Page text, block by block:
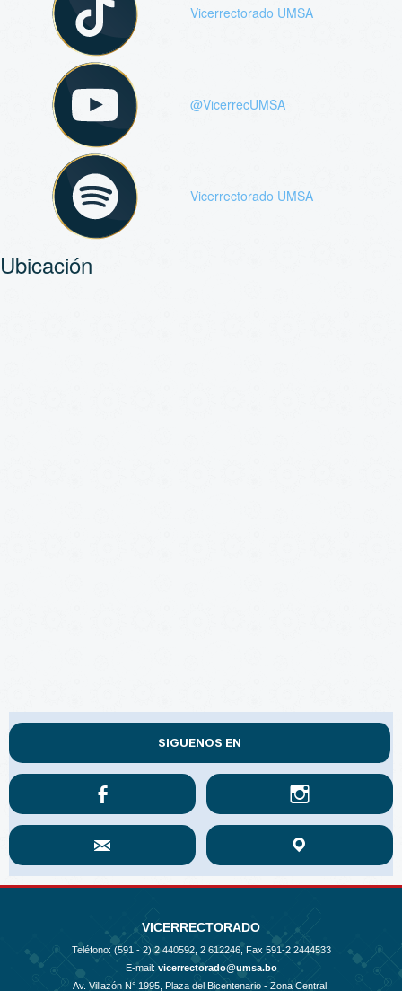
Vicerrectorado UMSA
@VicerrecUMSA
Vicerrectorado UMSA
Ubicación
SIGUENOS EN
VICERRECTORADO
Teléfono: (591 - 2) 2 440592, 2 612246, Fax 591-2 2444533
E-mail: vicerrectorado@umsa.bo
Av. Villazón N° 1995, Plaza del Bicentenario - Zona Central.